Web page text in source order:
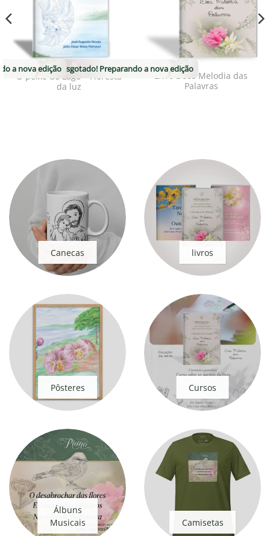
Estoque esgotado! Preparando a nova edição
O peixe do Lago – Floresta
da luz
Livro Doce Melodia das
Palavras
a nova edição
Canecas livros
Pôsteres Cursos
Álbuns
Musicais
Camisetas